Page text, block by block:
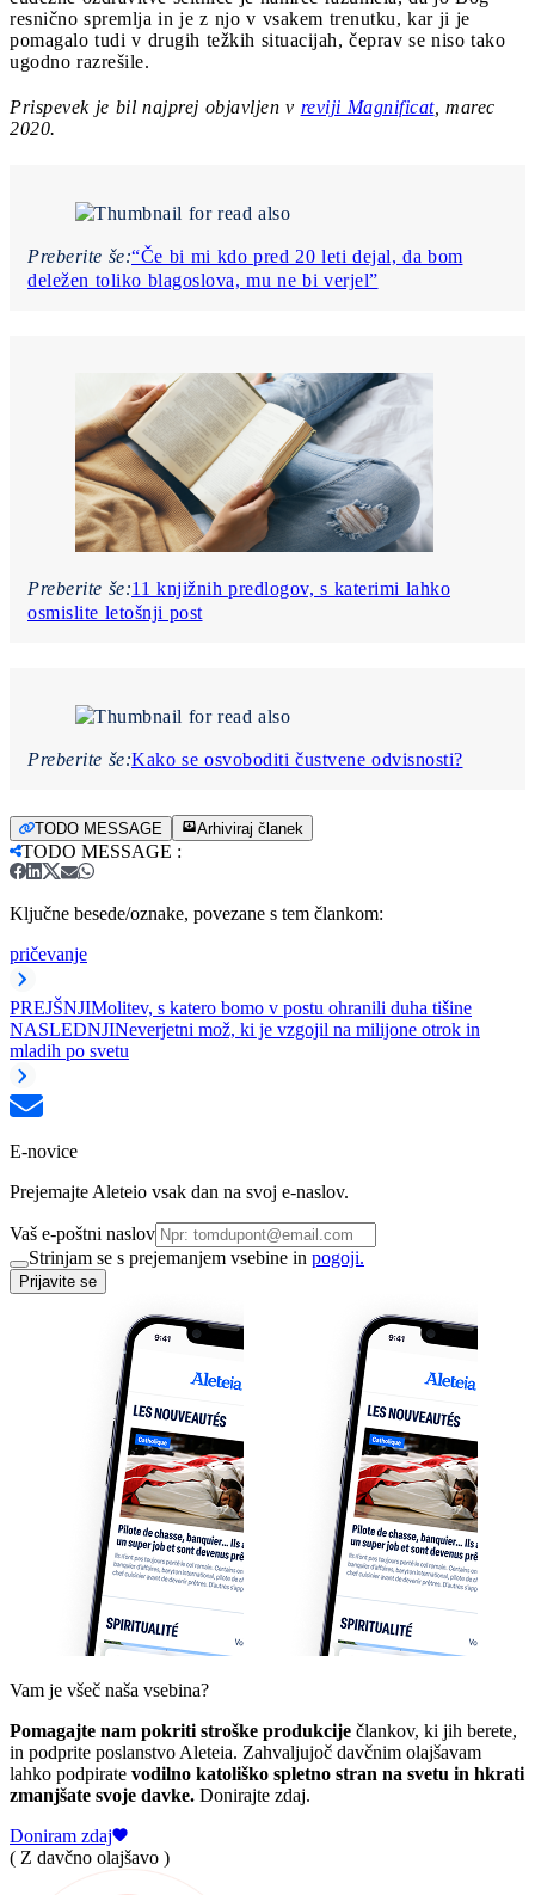
resnično spremlja in je z njo v vsakem trenutku, kar ji je
pomagalo tudi v drugih težkih situacijah, čeprav se niso tako
ugodno razrešile.
Prispevek je bil najprej objavljen v reviji Magnificat, marec
2020.
Preberite še:“Če bi mi kdo pred 20 leti dejal, da bom
deležen toliko blagoslova, mu ne bi verjel”
Preberite še:11 knjižnih predlogov, s katerimi lahko
osmislite letošnji post
Preberite še:Kako se osvoboditi čustvene odvisnosti?
TODO MESSAGE Arhiviraj članek
TODO MESSAGE :
Ključne besede/oznake, povezane s tem člankom:
pričevanje
PREJŠNJIMolitev, s katero bomo v postu ohranili duha tišine
NASLEDNJINeverjetni mož, ki je vzgojil na milijone otrok in
mladih po svetu
E-novice
Prejemajte Aleteio vsak dan na svoj e-naslov.
Vaš e-poštni naslov
Strinjam se s prejemanjem vsebine in pogoji.
Prijavite se
Vam je všeč naša vsebina?
Pomagajte nam pokriti stroške produkcije člankov, ki jih berete,
in podprite poslanstvo Aleteia. Zahvaljujoč davčnim olajšavam
lahko podpirate vodilno katoliško spletno stran na svetu in hkrati
zmanjšate svoje davke. Donirajte zdaj.
Doniram zdaj
( Z davčno olajšavo )